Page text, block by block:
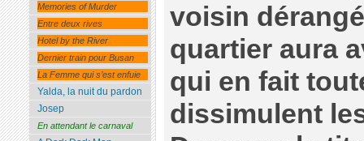
voisin
quartier aura
qui en fait
dissimulent
Memories of Murder
Entre deux rives
Hotel by the River
Dernier train pour Busan
La Femme qui s’est enfuie
Yalda, la nuit du pardon
Josep
En attendant le carnaval